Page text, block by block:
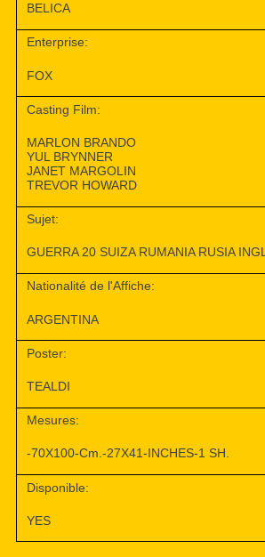
BELICA
Enterprise:
FOX
Casting Film:
MARLON BRANDO
YUL BRYNNER
JANET MARGOLIN
TREVOR HOWARD
Sujet:
GUERRA 20 SUIZA RUMANIA RUSIA
Nationalité de l'Affiche:
ARGENTINA
Poster:
TEALDI
Mesures:
-70X100-Cm.-27X41-INCHES-1 SH.
Disponible:
YES